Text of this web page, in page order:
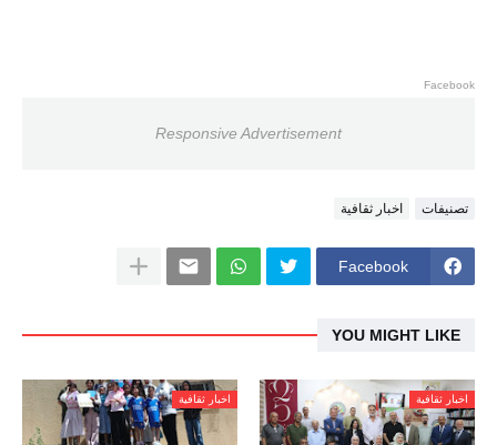
Facebook
Responsive Advertisement
تصنيفات اخبار ثقافية
Facebook
YOU MIGHT LIKE
اخبار ثقافية اخبار ثقافية